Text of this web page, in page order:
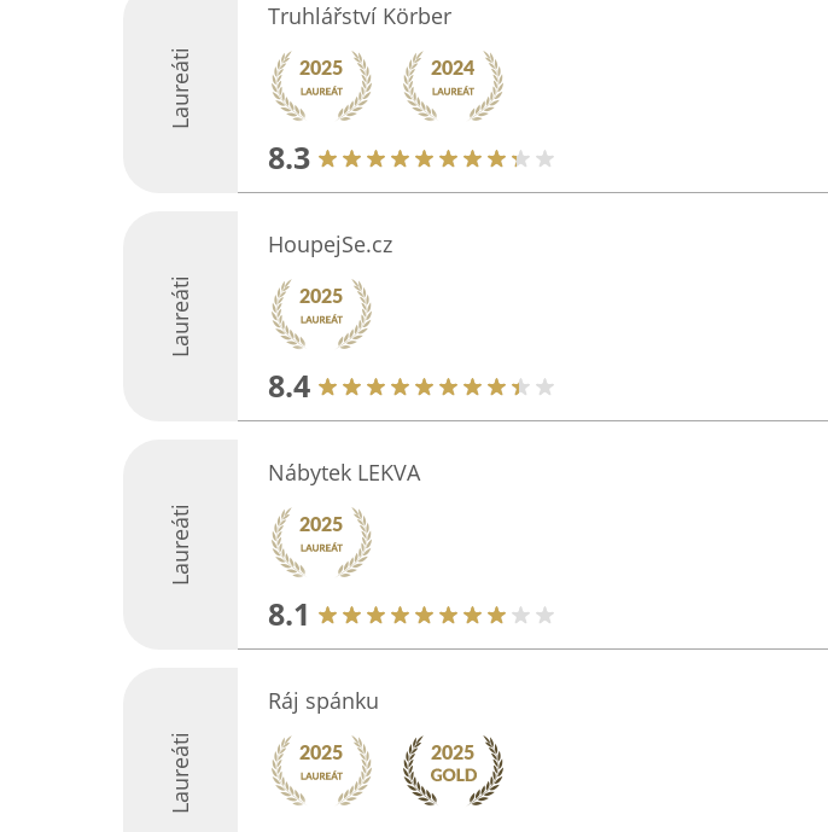
Laureáti
Truhlářství Körber
8.3
Laureáti
HoupejSe.cz
8.4
Laureáti
Nábytek LEKVA
8.1
Laureáti
Ráj spánku